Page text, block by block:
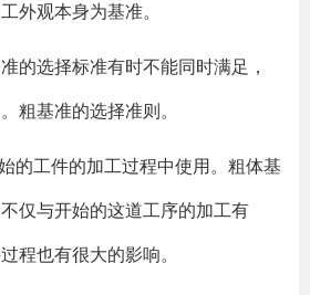
外观本身为基准。
的选择标准有时不能同时满足，
粗基准的选择准则。
的工件的加工过程中使用。粗体基
仅与开始的这道工序的加工有
程也有很大的影响。